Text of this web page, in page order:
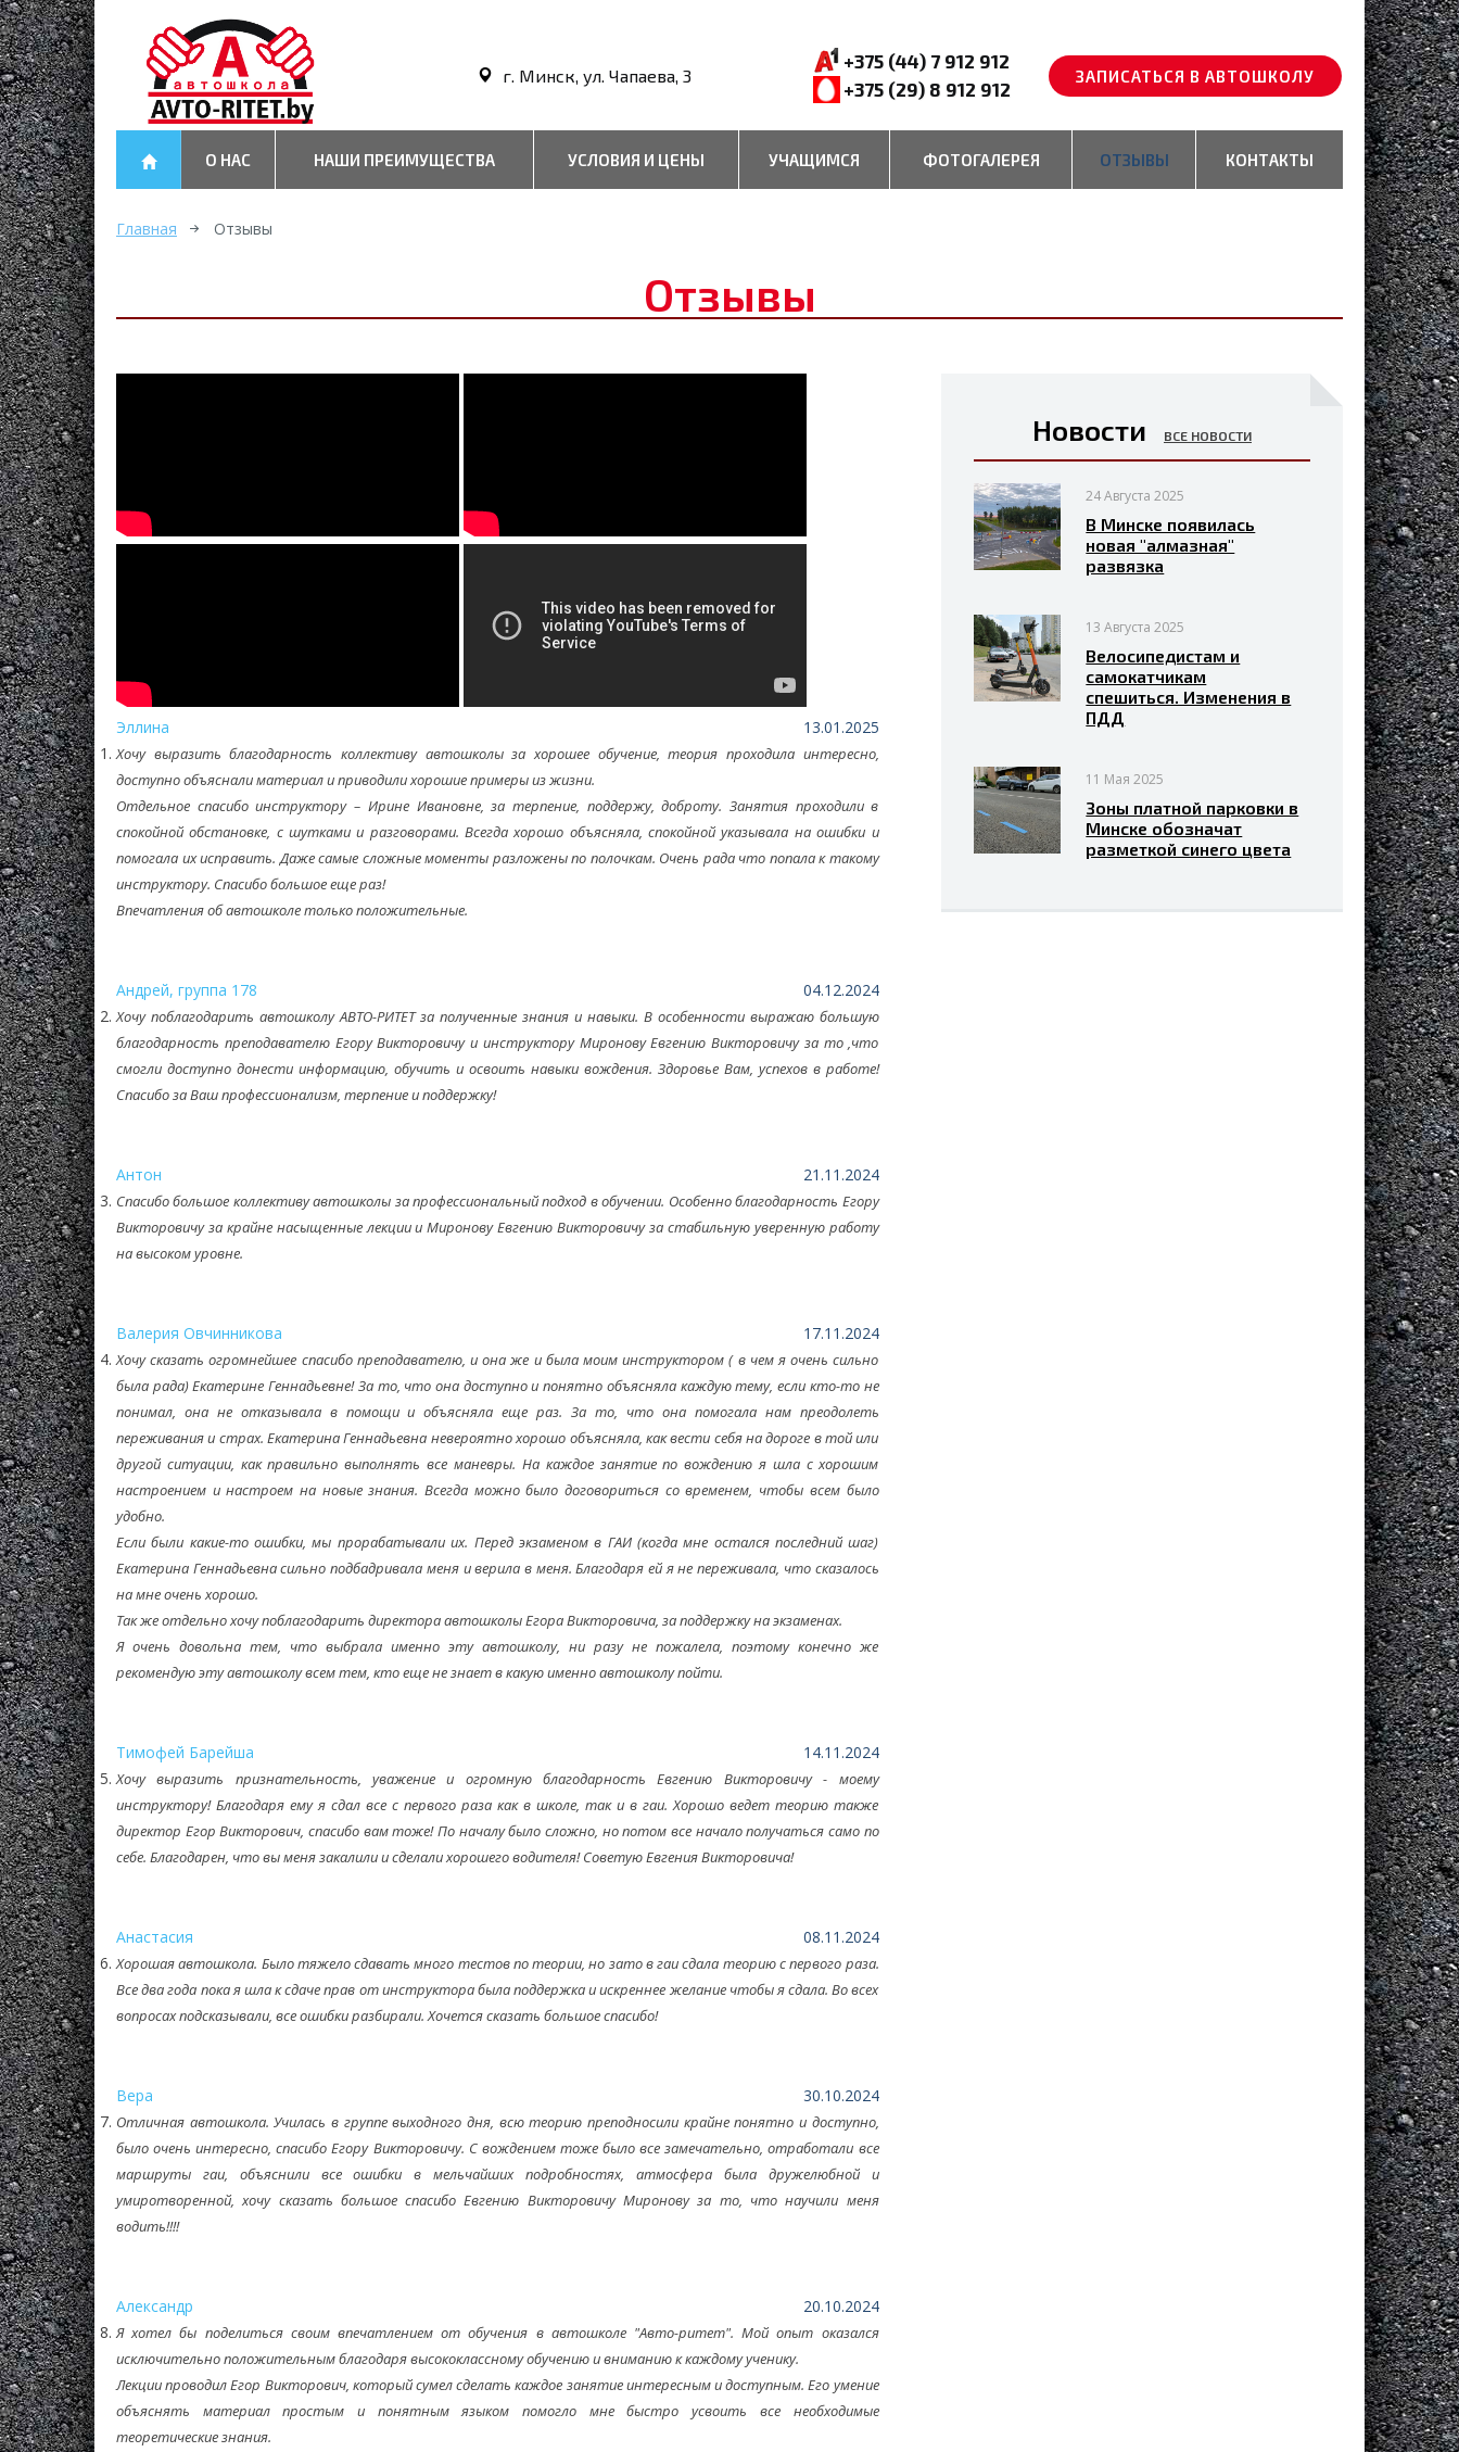
г. Минск, ул. Чапаева, 3
+375 (44) 7 912 912
+375 (29) 8 912 912
ЗАПИСАТЬСЯ В АВТОШКОЛУ
О НАС НАШИ ПРЕИМУЩЕСТВА УСЛОВИЯ И ЦЕНЫ УЧАЩИМСЯ ФОТОГАЛЕРЕЯ ОТЗЫВЫ КОНТАКТЫ
Главная Отзывы
Отзывы
Эллина 13.01.2025
Хочу выразить благодарность коллективу автошколы за хорошее обучение, теория проходила интересно,
доступно объяснали материал и приводили хорошие примеры из жизни.
Отдельное спасибо инструктору – Ирине Ивановне, за терпение, поддержу, доброту. Занятия проходили в
спокойной обстановке, с шутками и разговорами. Всегда хорошо объясняла, спокойной указывала на ошибки и
помогала их исправить. Даже самые сложные моменты разложены по полочкам. Очень рада что попала к такому
инструктору. Спасибо большое еще раз!
Впечатления об автошколе только положительные.
Андрей, группа 178 04.12.2024
Хочу поблагодарить автошколу АВТО-РИТЕТ за полученные знания и навыки. В особенности выражаю большую
благодарность преподавателю Егору Викторовичу и инструктору Миронову Евгению Викторовичу за то ,что
смогли доступно донести информацию, обучить и освоить навыки вождения. Здоровье Вам, успехов в работе!
Спасибо за Ваш профессионализм, терпение и поддержку!
Антон 21.11.2024
Спасибо большое коллективу автошколы за профессиональный подход в обучении. Особенно благодарность Егору
Викторовичу за крайне насыщенные лекции и Миронову Евгению Викторовичу за стабильную уверенную работу
на высоком уровне.
Валерия Овчинникова 17.11.2024
Хочу сказать огромнейшее спасибо преподавателю, и она же и была моим инструктором ( в чем я очень сильно
была рада) Екатерине Геннадьевне! За то, что она доступно и понятно объясняла каждую тему, если кто-то не
понимал, она не отказывала в помощи и объясняла еще раз. За то, что она помогала нам преодолеть
переживания и страх. Екатерина Геннадьевна невероятно хорошо объясняла, как вести себя на дороге в той или
другой ситуации, как правильно выполнять все маневры. На каждое занятие по вождению я шла с хорошим
настроением и настроем на новые знания. Всегда можно было договориться со временем, чтобы всем было
удобно.
Если были какие-то ошибки, мы прорабатывали их. Перед экзаменом в ГАИ (когда мне остался последний шаг)
Екатерина Геннадьевна сильно подбадривала меня и верила в меня. Благодаря ей я не переживала, что сказалось
на мне очень хорошо.
Так же отдельно хочу поблагодарить директора автошколы Егора Викторовича, за поддержку на экзаменах.
Я очень довольна тем, что выбрала именно эту автошколу, ни разу не пожалела, поэтому конечно же
рекомендую эту автошколу всем тем, кто еще не знает в какую именно автошколу пойти.
Тимофей Барейша 14.11.2024
Хочу выразить признательность, уважение и огромную благодарность Евгению Викторовичу - моему
инструктору! Благодаря ему я сдал все с первого раза как в школе, так и в гаи. Хорошо ведет теорию также
директор Егор Викторович, спасибо вам тоже! По началу было сложно, но потом все начало получаться само по
себе. Благодарен, что вы меня закалили и сделали хорошего водителя! Советую Евгения Викторовича!
Анастасия 08.11.2024
Хорошая автошкола. Было тяжело сдавать много тестов по теории, но зато в гаи сдала теорию с первого раза.
Все два года пока я шла к сдаче прав от инструктора была поддержка и искреннее желание чтобы я сдала. Во всех
вопросах подсказывали, все ошибки разбирали. Хочется сказать большое спасибо!
Вера 30.10.2024
Отличная автошкола. Училась в группе выходного дня, всю теорию преподносили крайне понятно и доступно,
было очень интересно, спасибо Егору Викторовичу. С вождением тоже было все замечательно, отработали все
маршруты гаи, объяснили все ошибки в мельчайших подробностях, атмосфера была дружелюбной и
умиротворенной, хочу сказать большое спасибо Евгению Викторовичу Миронову за то, что научили меня
водить!!!!
Александр 20.10.2024
Я хотел бы поделиться своим впечатлением от обучения в автошколе "Авто-ритет". Мой опыт оказался
исключительно положительным благодаря высококлассному обучению и вниманию к каждому ученику.
Лекции проводил Егор Викторович, который сумел сделать каждое занятие интересным и доступным. Его умение
объяснять материал простым и понятным языком помогло мне быстро усвоить все необходимые
теоретические знания.
Новости ВСЕ НОВОСТИ
24 Августа 2025
В Минске появилась
новая "алмазная"
развязка
13 Августа 2025
Велосипедистам и
самокатчикам
спешиться. Изменения в
ПДД
11 Мая 2025
Зоны платной парковки в
Минске обозначат
разметкой синего цвета